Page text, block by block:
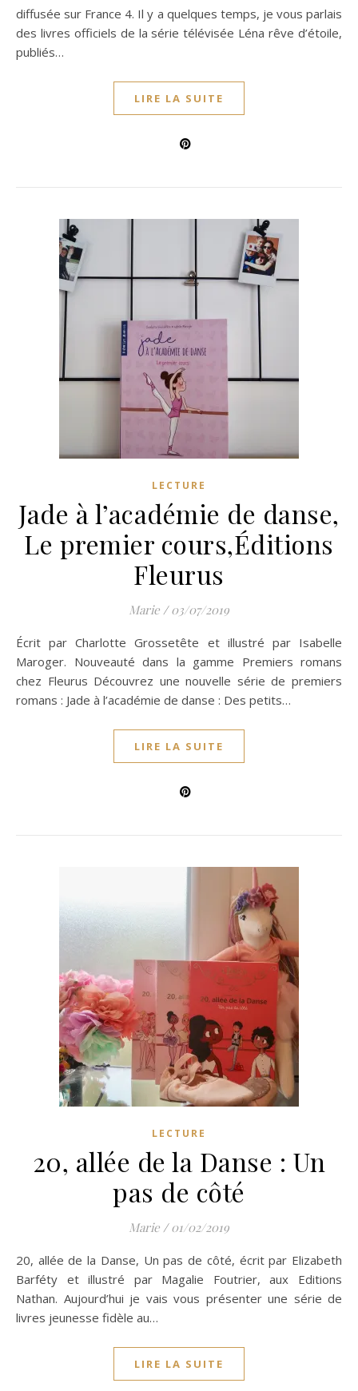
diffusée sur France 4. Il y a quelques temps, je vous parlais
des livres officiels de la série télévisée Léna rêve d’étoile,
publiés…
LIRE LA SUITE
LECTURE
Jade à l’académie de danse,
Le premier cours,Éditions
Fleurus
Marie / 03/07/2019
Écrit par Charlotte Grossetête et illustré par Isabelle
Maroger. Nouveauté dans la gamme Premiers romans
chez Fleurus Découvrez une nouvelle série de premiers
romans : Jade à l’académie de danse : Des petits…
LIRE LA SUITE
LECTURE
20, allée de la Danse : Un
pas de côté
Marie / 01/02/2019
20, allée de la Danse, Un pas de côté, écrit par Elizabeth
Barféty et illustré par Magalie Foutrier, aux Editions
Nathan. Aujourd’hui je vais vous présenter une série de
livres jeunesse fidèle au…
LIRE LA SUITE